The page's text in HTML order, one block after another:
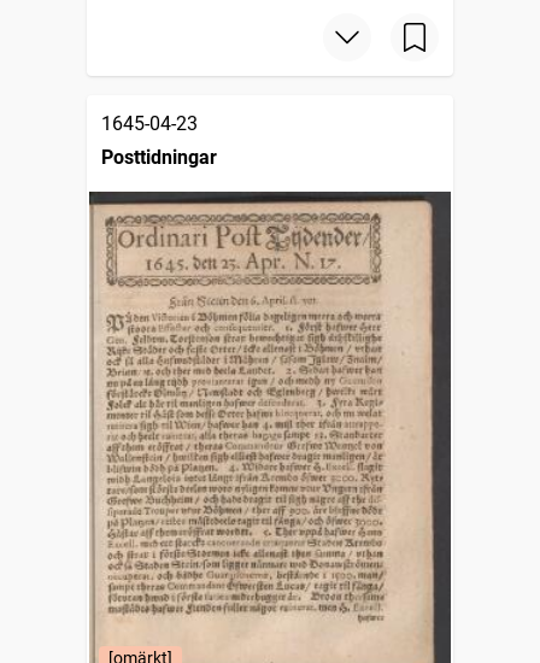
1645-04-23
Posttidningar
[omärkt]